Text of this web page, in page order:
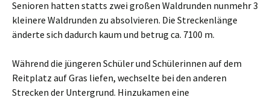
Senioren hatten statts zwei großen Waldrunden nunmehr 3
kleinere Waldrunden zu absolvieren. Die Streckenlänge
änderte sich dadurch kaum und betrug ca. 7100 m.
Während die jüngeren Schüler und Schülerinnen auf dem
Reitplatz auf Gras liefen, wechselte bei den anderen
Strecken der Untergrund. Hinzukamen eine